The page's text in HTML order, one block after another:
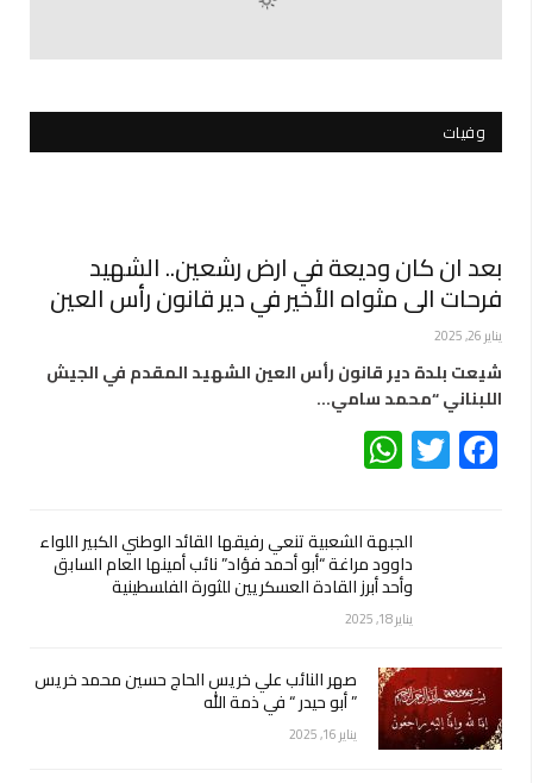
وفيات
بعد ان كان وديعة في ارض رشعين.. الشهيد
فرحات الى مثواه الأخير في دير قانون رأس العين
يناير 26, 2025
شيعت بلدة دير قانون رأس العين الشهيد المقدم في الجيش
اللبناني “محمد سامي…
Facebook
Twitter
الجبهة الشعبية تنعي رفيقها القائد الوطني الكبير اللواء
داوود مراغة “أبو أحمد فؤاد” نائب أمينها العام السابق
وأحد أبرز القادة العسكريين للثورة الفلسطينية
يناير 18, 2025
صهر النائب علي خريس الحاج حسين محمد خريس
” أبو حيدر “ في ذمة الله
يناير 16, 2025